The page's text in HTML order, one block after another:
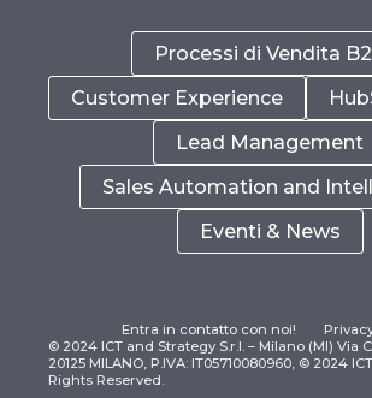
Processi di Vendita
Customer Experience
Lead Management
Sales Automation and
Eventi & News
Entra in contatto con noi!
© 2024 ICT and Strategy S.r.l. – Milano (MI) Via
20125 MILANO, P.IVA: IT05710080960, © 2024
Rights Reserved.